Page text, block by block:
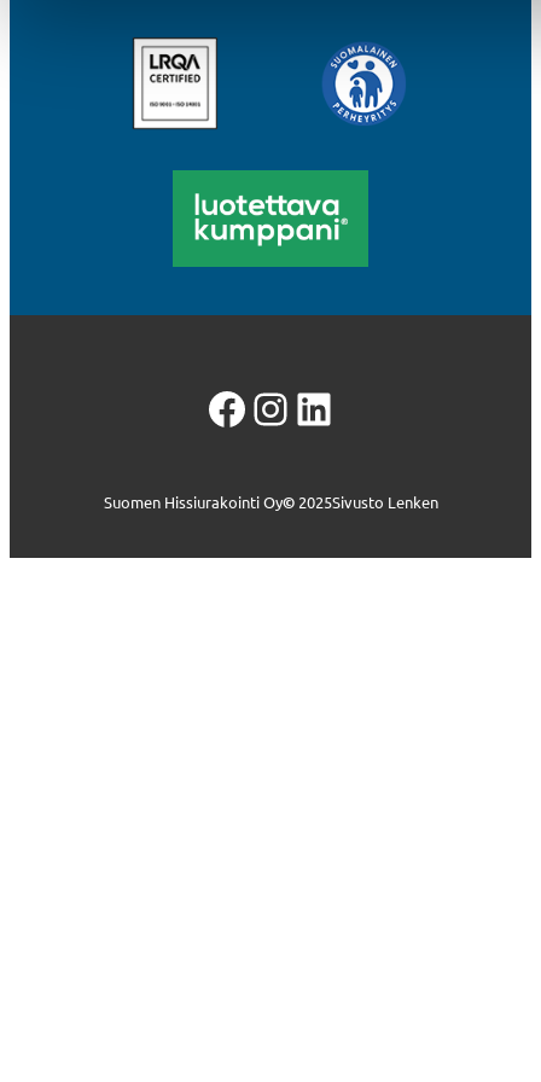
Facebook
Instagram
LinkedIn
Suomen Hissiurakointi Oy©2025Sivusto Lenken